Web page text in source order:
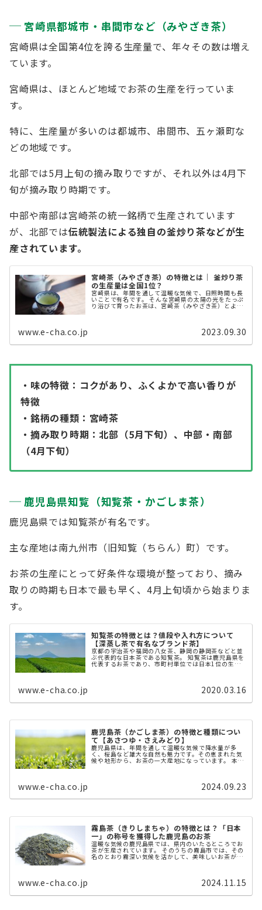
宮崎県都城市・串間市など（みやざき茶）
宮崎県は全国第4位を誇る生産量で、年々その数は増え
ています。
宮崎県は、ほとんど地域でお茶の生産を行っていま
す。
特に、生産量が多いのは都城市、串間市、五ヶ瀬町な
どの地域です。
北部では5月上旬の摘み取りですが、それ以外は4月下
旬が摘み取り時期です。
中部や南部は宮崎茶の統一銘柄で生産されています
が、北部では伝統製法による独自の釜炒り茶などが生
産されています。
宮崎茶（みやざき茶）の特徴とは｜ 釜炒り茶
の生産量は全国1位？
宮崎県は、年間を通して温暖な気候で、日照時間も長
いことで有名です。 そんな宮崎県の太陽の光をたっぷ
り浴びて育ったお茶は、宮崎茶（みやざき茶）とよば
www.e-cha.co.jp 2023.09.30
・味の特徴：コクがあり、ふくよかで高い香りが
特徴
・銘柄の種類：宮崎茶
・摘み取り時期：北部（5月下旬）、中部・南部
（4月下旬）
鹿児島県知覧（知覧茶・かごしま茶）
鹿児島県では知覧茶が有名です。
主な産地は南九州市（旧知覧（ちらん）町）です。
お茶の生産にとって好条件な環境が整っており、摘み
取りの時期も日本で最も早く、4月上旬頃から始まりま
す。
知覧茶の特徴とは？値段や入れ方について
【深蒸し茶で有名なブランド茶】
京都の宇治茶や福岡の八女茶、静岡の静岡茶などと並
ぶ代表的な日本茶である知覧茶。 知覧茶は鹿児島県を
代表するお茶であり、市町村単位では日本1位の生産
www.e-cha.co.jp 2020.03.16
鹿児島茶（かごしま茶）の特徴と種類につい
て【あさつゆ・さえみどり】
鹿児島県は、年間を通して温暖な気候で降水量が多
く、桜島など雄大な自然も魅力です。その恵まれた気
候や地形から、お茶の一大産地になっています。 本記
www.e-cha.co.jp 2024.09.23
霧島茶（きりしまちゃ）の特徴とは？「日本
一」の称号を獲得した鹿児島のお茶
温暖な気候の鹿児島県では、県内のいたるところでお
茶が生産されています。 そのうちの霧島市では、その
名のとおり霧深い気候を活かして、美味しいお茶が作
www.e-cha.co.jp 2024.11.15